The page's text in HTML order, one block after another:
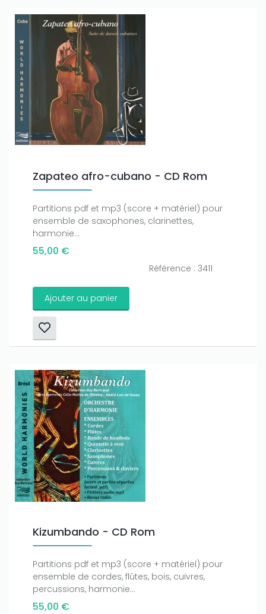
Zapateo afro-cubano - CD Rom
Partitions pdf et mp3 (score + matériel) pour
ensemble de saxophones, clarinettes,
harmonie...
55,00 €
Référence : 3411
Ajouter au panier
Kizumbando - CD Rom
Partitions pdf et mp3 (score + matériel) pour
ensemble de cordes, flûtes, bois, cuivres,
percussions, harmonie...
55,00 €